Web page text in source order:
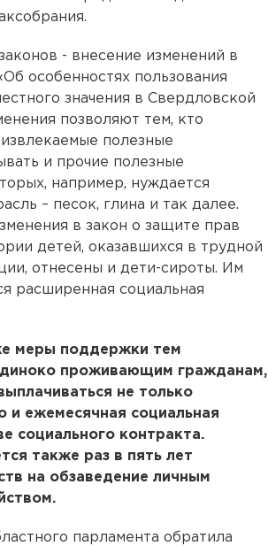
- внесение изменений в
особенностях пользования
значения в Свердловской
позволяют тем, кто
полезные
и прочие полезные
например, нуждается
– песок, глина и так далее.
в закон о защите прав
детей, оказавшихся в трудной
отнесены и дети-сироты. Им
расширенная социальная
меры поддержки тем
проживающим гражданам,
не только
и ежемесячная социальная
социального контракта.
также раз в пять лет
на обзаведение личным
парламента обратила